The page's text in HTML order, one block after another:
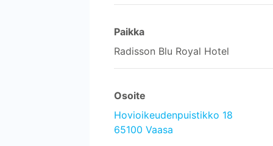
Paikka
Radisson Blu Royal Hotel
Osoite
Hovioikeudenpuistikko 18
65100 Vaasa